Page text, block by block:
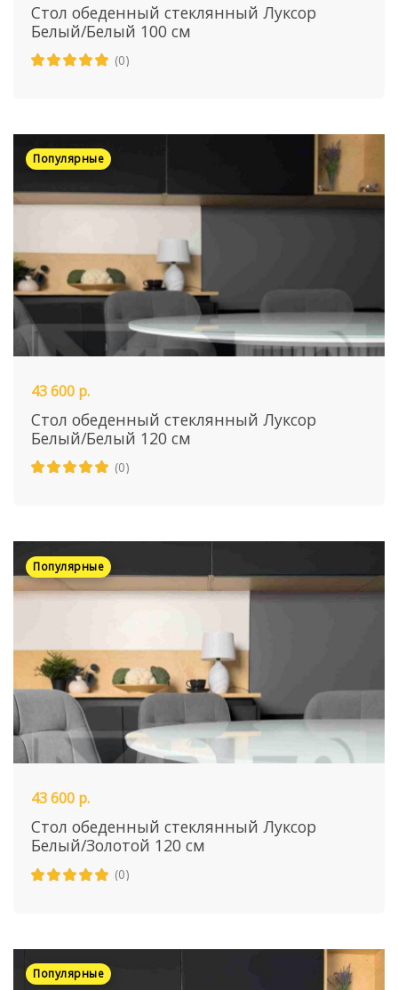
Стол обеденный стеклянный Луксор
Белый/Белый 100 см
(0)
Популярные
43 600 р.
Стол обеденный стеклянный Луксор
Белый/Белый 120 см
(0)
Популярные
43 600 р.
Стол обеденный стеклянный Луксор
Белый/Золотой 120 см
(0)
Популярные